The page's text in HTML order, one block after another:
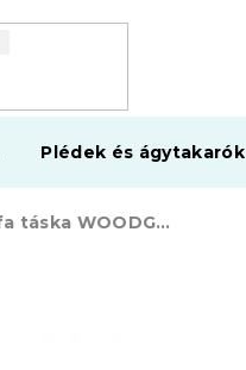
Plédek és ágytakarók
Tüzelőfa táska WOODGRIP, bézs